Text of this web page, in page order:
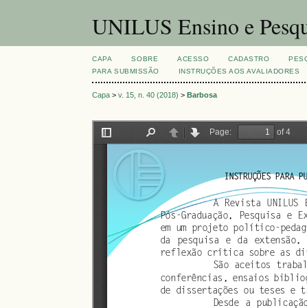
UNILUS Ensino e
CAPA SOBRE ACESSO CADASTRO
PARA SUBMISSÃO
INSTRUÇÕES AOS AVALIADORES
Capa >v. 15, n. 40 (2018) >Barbosa